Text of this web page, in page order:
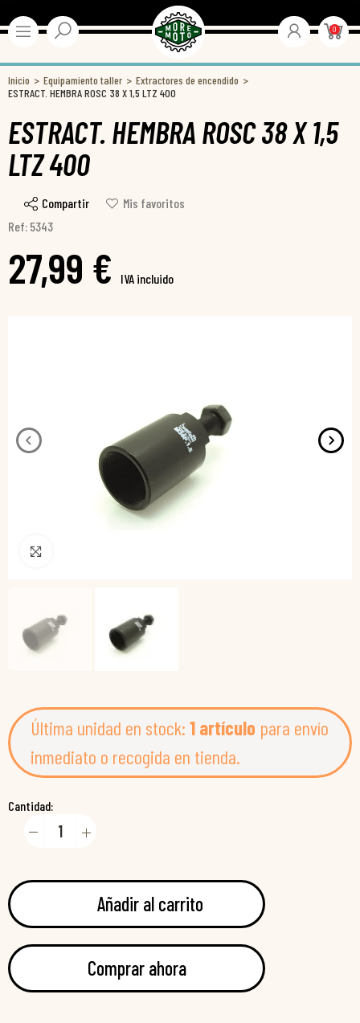
0
Inicio Equipamiento taller
Extractores de encendido
ESTRACT. HEMBRA ROSC 38 X 1,5 LTZ 400
ESTRACT. HEMBRA ROSC 38 X 1,5
LTZ 400
Compartir
Mis favoritos
Ref: 5343
27,99 € IVA incluido
Última unidad en stock: 1 artículo para envío
inmediato o recogida en tienda.
Cantidad:
Añadir al carrito
Comprar ahora